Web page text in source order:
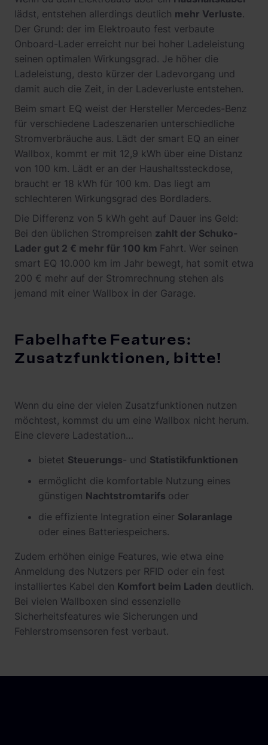
lädst, entstehen allerdings deutlich mehr Verluste.
Der Grund: der im Elektroauto fest verbaute
Onboard-Lader erreicht nur bei hoher Ladeleistung
seinen optimalen Wirkungsgrad. Je höher die
Ladeleistung, desto kürzer der Ladevorgang und
damit auch die Zeit, in der Ladeverluste entstehen.
Beim smart EQ weist der Hersteller Mercedes-Benz
für verschiedene Ladeszenarien unterschiedliche
Stromverbräuche aus. Lädt der smart EQ an einer
Wallbox, kommt er mit 12,9 kWh über eine Distanz
von 100 km. Lädt er an der Haushaltssteckdose,
braucht er 18 kWh für 100 km. Das liegt am
schlechteren Wirkungsgrad des Bordladers.
Die Differenz von 5 kWh geht auf Dauer ins Geld:
Bei den üblichen Strompreisen zahlt der Schuko-
Lader gut 2 € mehr für 100 km Fahrt. Wer seinen
smart EQ 10.000 km im Jahr bewegt, hat somit etwa
200 € mehr auf der Stromrechnung stehen als
jemand mit einer Wallbox in der Garage.
Fabelhafte Features:
Zusatzfunktionen, bitte!
Wenn du eine der vielen Zusatzfunktionen nutzen
möchtest, kommst du um eine Wallbox nicht herum.
Eine clevere Ladestation…
bietet Steuerungs- und Statistikfunktionen
ermöglicht die komfortable Nutzung eines
günstigen Nachtstromtarifs oder
die effiziente Integration einer Solaranlage
oder eines Batteriespeichers.
Zudem erhöhen einige Features, wie etwa eine
Anmeldung des Nutzers per RFID oder ein fest
installiertes Kabel den Komfort beim Laden deutlich.
Bei vielen Wallboxen sind essenzielle
Sicherheitsfeatures wie Sicherungen und
Fehlerstromsensoren fest verbaut.